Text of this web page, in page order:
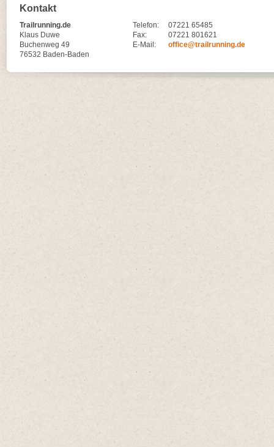
Kontakt
Trailrunning.de
Klaus Duwe
Buchenweg 49
76532 Baden-Baden
Telefon:
07221 65485
Fax:
07221 801621
E-Mail:
office@trailrunning.de